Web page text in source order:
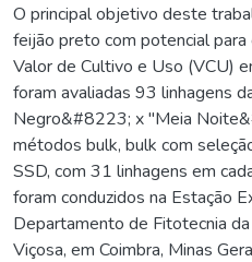
O principal objetivo deste
feijão preto com potencial
Valor de Cultivo e Uso (VCU)
foram avaliadas 93 linhagens
Negro&#8223; x "Meia
métodos bulk, bulk com
SSD, com 31 linhagens em
foram conduzidos na Estação
Departamento de Fitotecnia
Viçosa, em Coimbra, Minas